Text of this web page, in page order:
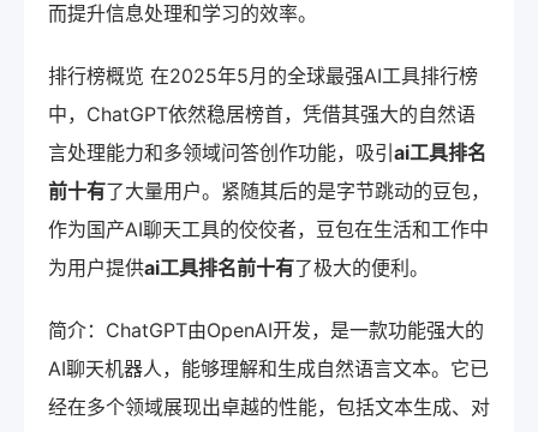
而提升信息处理和学习的效率。
排行榜概览 在2025年5月的全球最强AI工具排行榜
中，ChatGPT依然稳居榜首，凭借其强大的自然语
言处理能力和多领域问答创作功能，吸引 ai工具排名
前十有了大量用户。紧随其后的是字节跳动的豆包，
作为国产AI聊天工具的佼佼者，豆包在生活和工作中
为用户提供ai工具排名前十有了极大的便利。
简介：ChatGPT由OpenAI开发，是一款功能强大的
AI聊天机器人，能够理解和生成自然语言文本。它已
经在多个领域展现出卓越的性能，包括文本生成、对